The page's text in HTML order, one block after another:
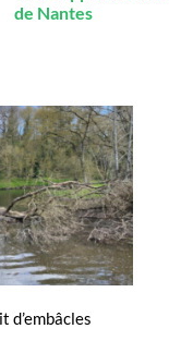
de Nantes
d’embâcles